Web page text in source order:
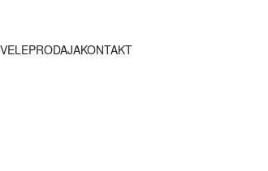
VELEPRODAJAKONTAKT